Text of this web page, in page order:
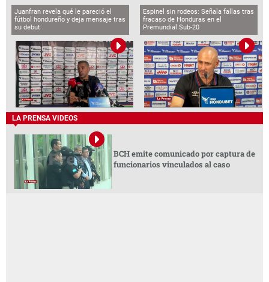
Juanfran revela qué le pareció el
fútbol hondureño y deja mensaje tras
su debut
Espinel sin rodeos: Señala fallas tras
fracaso de Honduras en el
Premundial Sub-20
LA PRENSA VIDEOS
BCH emite comunicado por captura de
funcionarios vinculados al caso